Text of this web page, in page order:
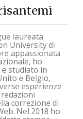
laureata
University di
appassionata
ho
studiato in
e Belgio,
esperienze
correzione di
Nel 2018 ho